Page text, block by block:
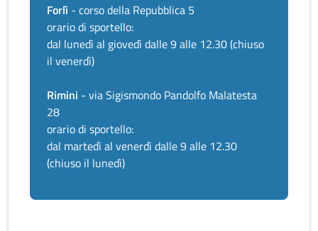
Forlì - corso della Repubblica 5
orario di sportello:
dal lunedì al giovedì dalle 9 alle 12.30 (chiuso
il venerdì)
Rimini - via Sigismondo Pandolfo Malatesta
28
orario di sportello:
dal martedì al venerdì dalle 9 alle 12.30
(chiuso il lunedì)